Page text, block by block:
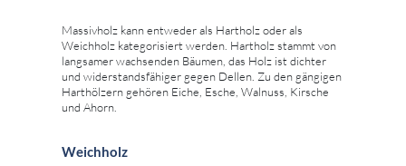
Massivholz kann entweder als Hartholz oder als
Weichholz kategorisiert werden. Hartholz stammt von
langsamer wachsenden Bäumen, das Holz ist dichter
und widerstandsfähiger gegen Dellen. Zu den gängigen
Harthölzern gehören Eiche, Esche, Walnuss, Kirsche
und Ahorn.
Weichholz